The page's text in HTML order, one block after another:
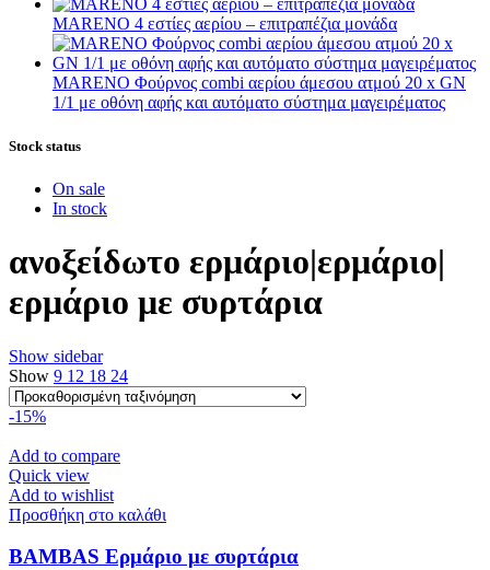
MARENO 4 εστίες αερίου – επιτραπέζια μονάδα
MARENO Φούρνος combi αερίου άμεσου ατμού 20 x GN
1/1 με οθόνη αφής και αυτόματο σύστημα μαγειρέματος
Stock status
On sale
In stock
ανοξείδωτο ερμάριο|ερμάριο|
ερμάριο με συρτάρια
Show sidebar
Show 9 12 18 24
-15%
Add to compare
Quick view
Add to wishlist
Προσθήκη στο καλάθι
BAMBAS Ερμάριο με συρτάρια